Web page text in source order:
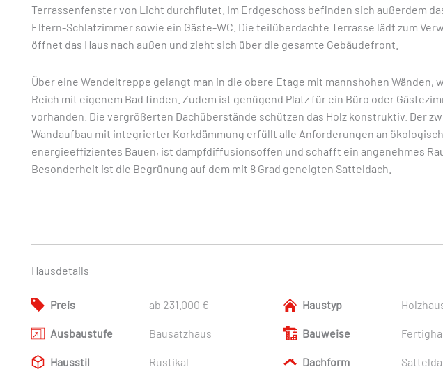
Terrassenfenster von Licht durchflutet. Im Erdgeschoss befinden sich außerdem
Eltern-Schlafzimmer sowie ein Gäste-WC. Die teilüberdachte Terrasse lädt zum
öffnet das Haus nach außen und zieht sich über die gesamte Gebäudefront.
Über eine Wendeltreppe gelangt man in die obere Etage mit mannshohen Wänden,
Reich mit eigenem Bad finden. Zudem ist genügend Platz für ein Büro oder
vorhanden. Die vergrößerten Dachüberstände schützen das Holz konstruktiv. Der
Wandaufbau mit integrierter Korkdämmung erfüllt alle Anforderungen an
energieeffizientes Bauen, ist dampfdiffusionsoffen und schafft ein angenehmes
Besonderheit ist die Begrünung auf dem mit 8 Grad geneigten Satteldach.
Hausdetails
Preis ab 231.000 €
Ausbaustufe Bausatzhaus
Hausstil Rustikal
Haustyp
Bauweise
Dachform